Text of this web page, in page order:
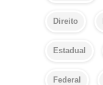
Direito
Estadual
Federal